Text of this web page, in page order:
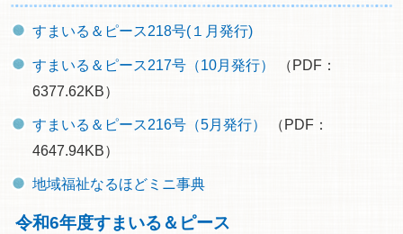
すまいる＆ピース218号(１月発行)
すまいる＆ピース217号（10月発行）
（PDF：
6377.62KB）
すまいる＆ピース216号（5月発行）
（PDF：
4647.94KB）
地域福祉なるほどミニ事典
令和6年度すまいる＆ピース